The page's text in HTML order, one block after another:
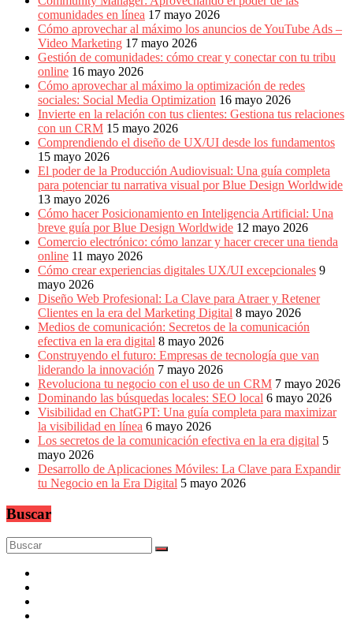
comunidades en línea 17 mayo 2026
Cómo aprovechar al máximo los anuncios de YouTube Ads –
Video Marketing 17 mayo 2026
Gestión de comunidades: cómo crear y conectar con tu tribu
online 16 mayo 2026
Cómo aprovechar al máximo la optimización de redes
sociales: Social Media Optimization 16 mayo 2026
Invierte en la relación con tus clientes: Gestiona tus relaciones
con un CRM 15 mayo 2026
Comprendiendo el diseño de UX/UI desde los fundamentos
15 mayo 2026
El poder de la Producción Audiovisual: Una guía completa
para potenciar tu narrativa visual por Blue Design Worldwide
13 mayo 2026
Cómo hacer Posicionamiento en Inteligencia Artificial: Una
breve guía por Blue Design Worldwide 12 mayo 2026
Comercio electrónico: cómo lanzar y hacer crecer una tienda
online 11 mayo 2026
Cómo crear experiencias digitales UX/UI excepcionales 9
mayo 2026
Diseño Web Profesional: La Clave para Atraer y Retener
Clientes en la era del Marketing Digital 8 mayo 2026
Medios de comunicación: Secretos de la comunicación
efectiva en la era digital 8 mayo 2026
Construyendo el futuro: Empresas de tecnología que van
liderando la innovación 7 mayo 2026
Revoluciona tu negocio con el uso de un CRM 7 mayo 2026
Dominando las búsquedas locales: SEO local 6 mayo 2026
Visibilidad en ChatGPT: Una guía completa para maximizar
la visibilidad en línea 6 mayo 2026
Los secretos de la comunicación efectiva en la era digital 5
mayo 2026
Desarrollo de Aplicaciones Móviles: La Clave para Expandir
tu Negocio en la Era Digital 5 mayo 2026
Buscar